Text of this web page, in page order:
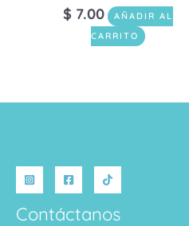
$ 7.00
AÑADIR AL
CARRITO
Contáctanos